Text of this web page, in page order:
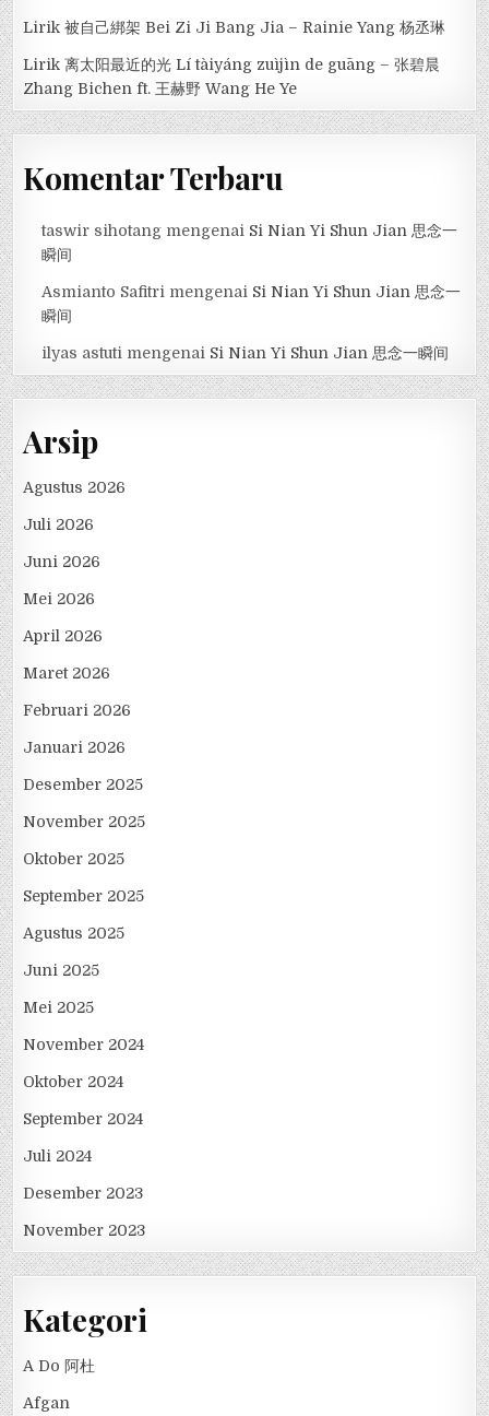
Lirik 被自己綁架 Bei Zi Ji Bang Jia – Rainie Yang 杨丞琳
Lirik 离太阳最近的光 Lí tàiyáng zuìjìn de guāng – 张碧晨
Zhang Bichen ft. 王赫野 Wang He Ye
Komentar Terbaru
taswir sihotang mengenai Si Nian Yi Shun Jian 思念一
瞬间
Asmianto Safitri mengenai Si Nian Yi Shun Jian 思念一
瞬间
ilyas astuti mengenai Si Nian Yi Shun Jian 思念一瞬间
Arsip
Agustus 2026
Juli 2026
Juni 2026
Mei 2026
April 2026
Maret 2026
Februari 2026
Januari 2026
Desember 2025
November 2025
Oktober 2025
September 2025
Agustus 2025
Juni 2025
Mei 2025
November 2024
Oktober 2024
September 2024
Juli 2024
Desember 2023
November 2023
Kategori
A Do 阿杜
Afgan